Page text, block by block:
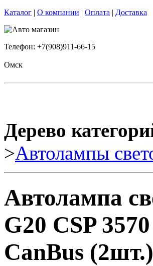
Каталог | О компании | Оплата | Доставка
Телефон: +7(908)911-66-15
Омск
Дерево
>Автолампы
Автолампа
G20 CSP
CanBus (2шт.)